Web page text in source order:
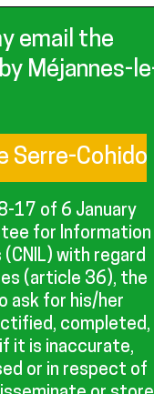
email the
Méjannes-
17 of 6 January
for Information
(CNIL) with regard
(article 36), the
ask for his/her
completed,
it is inaccurate,
or in respect of